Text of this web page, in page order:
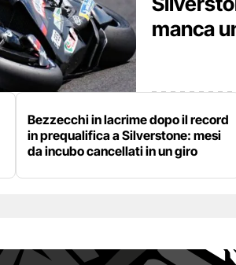
manca
Bezzecchi in lacrime dopo il record
in prequalifica a Silverstone: mesi
da incubo cancellati in un giro